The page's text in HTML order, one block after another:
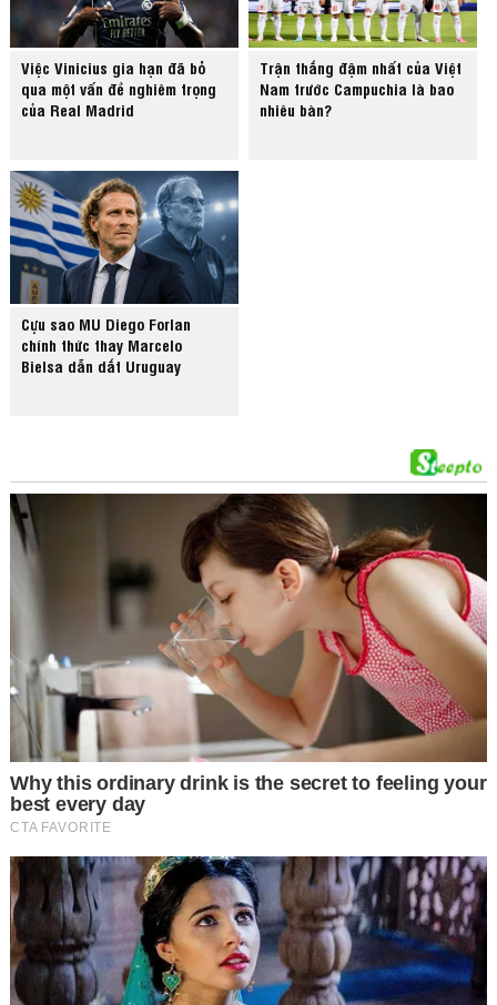
Việc Vinicius gia hạn đã bỏ
qua một vấn đề nghiêm trọng
của Real Madrid
Trận thắng đậm nhất của Việt
Nam trước Campuchia là bao
nhiêu bàn?
Cựu sao MU Diego Forlan
chính thức thay Marcelo
Bielsa dẫn dắt Uruguay